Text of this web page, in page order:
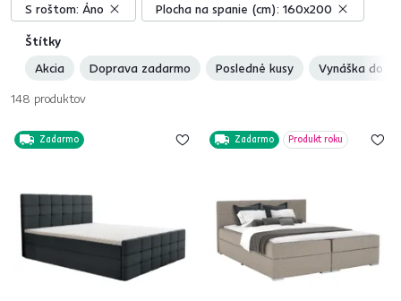
Štítky
Akcia
Doprava zadarmo Posledné kusy Vynáška do
S roštom: Áno Plocha na spanie (cm): 160x200
148 produktov
Zadarmo Zadarmo Produkt roku